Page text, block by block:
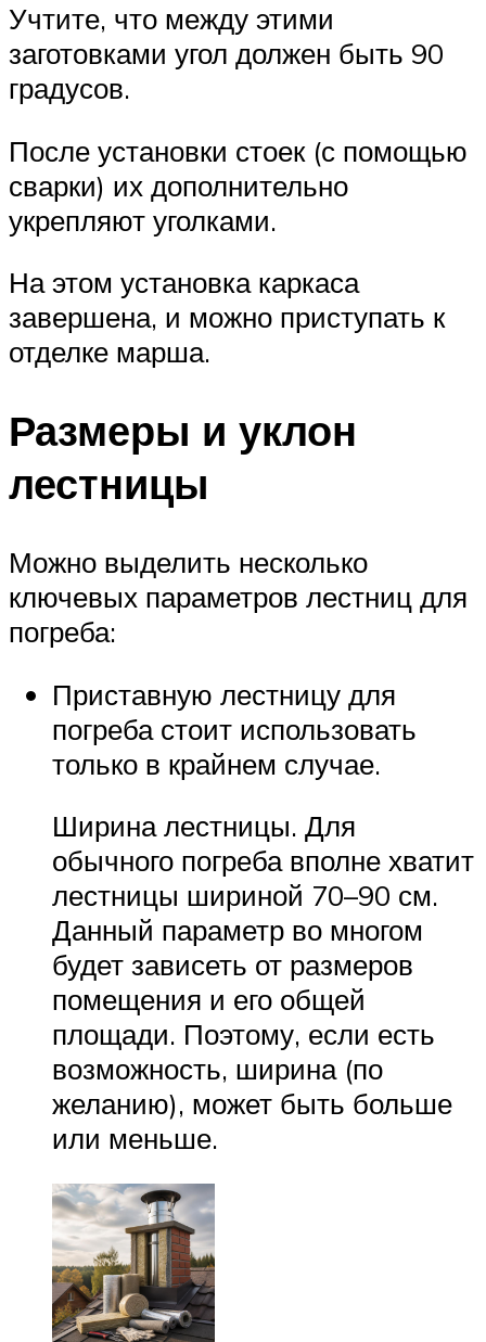
Учтите, что между этими
заготовками угол должен быть 90
градусов.
После установки стоек (с помощью
сварки) их дополнительно
укрепляют уголками.
На этом установка каркаса
завершена, и можно приступать к
отделке марша.
Размеры и уклон
лестницы
Можно выделить несколько
ключевых параметров лестниц для
погреба:
Приставную лестницу для
погреба стоит использовать
только в крайнем случае.
Ширина лестницы. Для
обычного погреба вполне хватит
лестницы шириной 70–90 см.
Данный параметр во многом
будет зависеть от размеров
помещения и его общей
площади. Поэтому, если есть
возможность, ширина (по
желанию), может быть больше
или меньше.